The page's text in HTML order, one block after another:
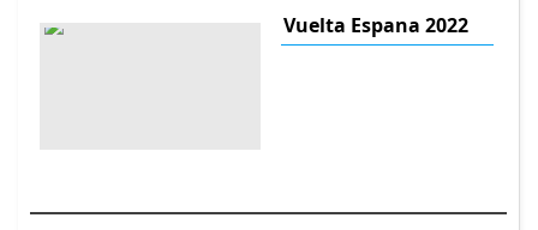
Vuelta Espana 2022